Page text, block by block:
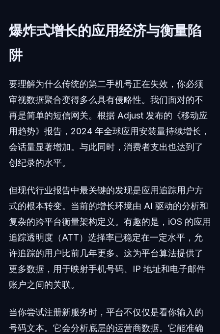
爆炸式增长的应用经济与衡量陷
阱
要理解为什么传统的第二手机号正在失效，你必须
审视数据聚合变得多么具有侵略性。我们面对的不
再是简单的短信网关。根据 Adjust 发布的《移动应
用趋势》报告，2024 年全球应用安装量持续增长，
会话量显著增加。与此同时，消费者支出也达到了
创纪录的水平。
但现代行业报告中最关键的发现是应用追踪用户方
式的根本转变。当前的增长环境由 AI 驱动的分析和
复杂的跨平台衡量架构定义。有趣的是，iOS 的应用
追踪透明度（ATT）选择率已稳定在一定水平，允
许追踪的用户比前几年更多。这为平台算法提供了
更多数据，用于映射手机号码、IP 地址和电子邮件
账户之间的关联。
当你尝试注册新服务时，平台不仅仅是看你输入的
号码文本。它会分析底层的运营商数据。它能准确